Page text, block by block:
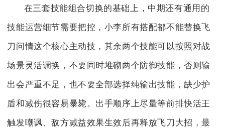
在三套技能组合切换的基础上，中期还有通用的
技能运营细节需要把控，小李所有搭配都不能替换飞
刀问情这个核心主动技，其余两个技能可以按照对战
场景灵活调换，不要同时堆砌两个防御技能，否则输
出会严重不足，也不要全部选择纯输出技能，缺少护
盾和减伤很容易暴毙。出手顺序上尽量等前排快活王
触发嘲讽、敌方减益效果生效后再释放飞刀大招，最